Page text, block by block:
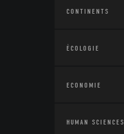
CONTINENTS
ÉCOLOGIE
ECONOMIE
HUMAN SCIENCES